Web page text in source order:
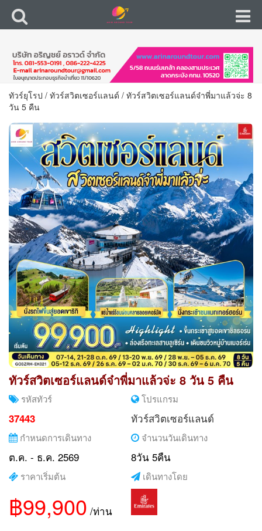
ทัวร์ยุโรป / ทัวร์สวิตเซอร์แลนด์ / ทัวร์สวิตเซอร์แลนด์จ๋าพี่มาแล้วจ่ะ 8
วัน 5 คืน
ทัวร์สวิตเซอร์แลนด์จ๋าพี่มาแล้วจ่ะ 8 วัน 5 คืน
รหัสทัวร์
37443
โปรแกรม
ทัวร์สวิตเซอร์แลนด์
กำหนดการเดินทาง
ต.ค. - ธ.ค. 2569
จำนวนวันเดินทาง
8วัน 5คืน
ราคาเริ่มต้น
฿99,900 /ท่าน
เดินทางโดย